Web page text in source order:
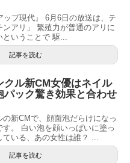
ップ現代』 6月6日の放送は、テ
ンアリ」 繁殖力が普通のアリに
いうことで 駆...
記事を読む
クル新CM女優はネイル
パック驚き効果と合わせ
の新CMで、顔面泡だらけになっ
。 白い泡を顔いっぱいに塗っ
いる、あの女性は誰？ ...
記事を読む